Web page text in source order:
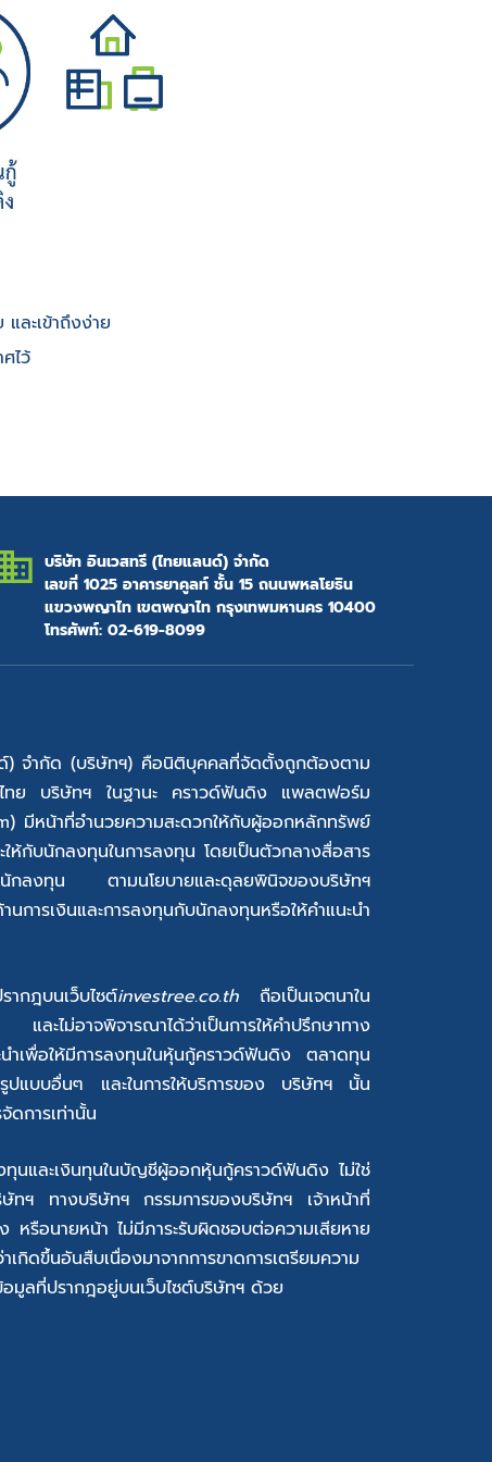
ละเข้าถึงง่าย
ไว้
บริษัท อินเวสทรี (ไทยแลนด์) จำกัด
เลขที่ 1025 อาคารยาคูลท์ ชั้น 15 ถนนพหลโยธิน
แขวงพญาไท เขตพญาไท กรุงเทพมหานคร 10400
โทรศัพท์: 02-619-8099
) จำกัด (บริษัทฯ) คือนิติบุคคลที่จัดตั้งถูกต้องตาม
ไทย บริษัทฯ ในฐานะ คราวด์ฟันดิง แพลตฟอร์ม
มีหน้าที่อำนวยความสะดวกให้กับผู้ออกหลักทรัพย์
ให้กับนักลงทุนในการลงทุน โดยเป็นตัวกลางสื่อสาร
นักลงทุน ตามนโยบายและดุลยพินิจของบริษัทฯ
การเงินและการลงทุนกับนักลงทุนหรือให้คำแนะนำ
ากฎบนเว็บไซต์investree.co.thถือเป็นเจตนาใน
ละไม่อาจพิจารณาได้ว่าเป็นการให้คำปรึกษาทาง
เพื่อให้มีการลงทุนในหุ้นกู้คราวด์ฟันดิง ตลาดทุน
รูปแบบอื่นๆ และในการให้บริการของ บริษัทฯ นั้น
ดการเท่านั้น
นและเงินทุนในบัญชีผู้ออกหุ้นกู้คราวด์ฟันดิง ไม่ใช่
ริษัทฯ ทางบริษัทฯ กรรมการของบริษัทฯ เจ้าหน้าที่
รือนายหน้า ไม่มีภาระรับผิดชอบต่อความเสียหาย
กิดขึ้นอันสืบเนื่องมาจากการขาดการเตรียมความ
มูลที่ปรากฎอยู่บนเว็บไซต์บริษัทฯ ด้วย